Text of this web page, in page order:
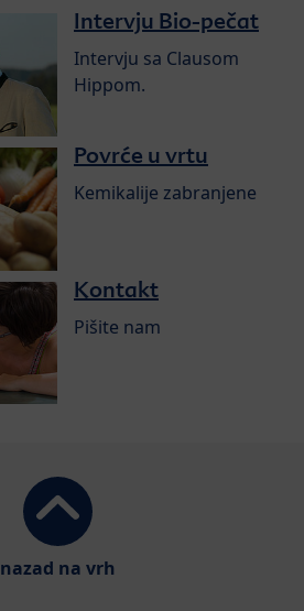
Intervju Bio-pečat
Intervju sa Clausom
Hippom.
Povrće u vrtu
Kemikalije zabranjene
Kontakt
Pišite nam
nazad na vrh